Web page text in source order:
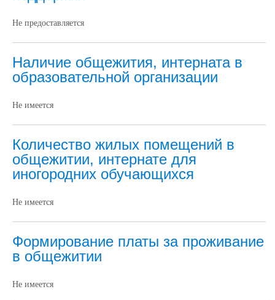
Не предоставляется
Наличие общежития, интерната в
образовательной организации
Не имеется
Количество жилых помещений в
общежитии, интернате для
иногородних обучающихся
Не имеется
Формирование платы за проживание
в общежитии
Не имеется